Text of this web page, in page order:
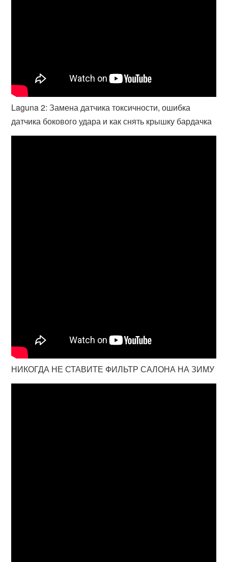
Laguna 2: Замена датчика токсичности, ошибка
датчика бокового удара и как снять крышку бардачка
НИКОГДА НЕ СТАВИТЕ ФИЛЬТР САЛОНА НА ЗИМУ